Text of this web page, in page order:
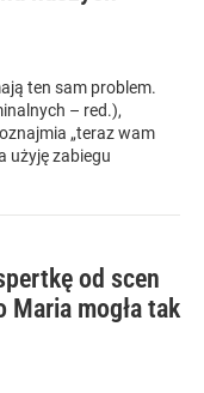
ten sam problem.
– red.),
„teraz wam
użyję zabiegu
od scen
mogła tak